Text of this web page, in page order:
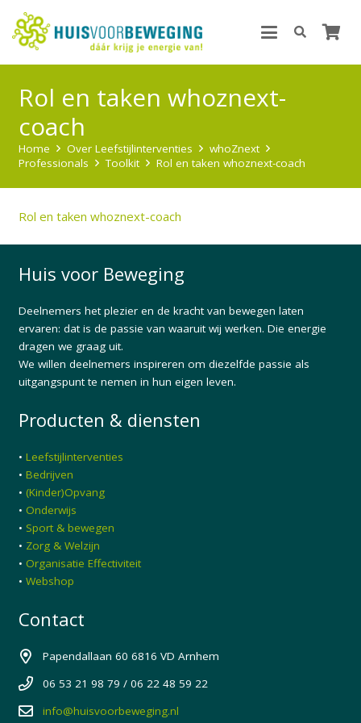
Rol en taken whoznext-
coach
Home Over Leefstijlinterventies
whoZnext
Professionals
Toolkit Rol en taken whoznext-coach
Rol en taken whoznext-coach
Huis voor Beweging
Deelnemers het plezier en de kracht van bewegen laten
ervaren: dat is de passie van waaruit wij werken. Die energie
dragen we graag uit.
We willen deelnemers inspireren om diezelfde passie als
uitgangspunt te nemen in hun eigen leven.
Producten & diensten
• Leefstijlinterventies
• Bedrijven
• (Kinder)Opvang
• Onderwijs
• Sport & bewegen
• Zorg & Welzijn
• Organisatie Effectiviteit
• Webshop
Contact
Papendallaan 60 6816 VD Arnhem
06 53 21 98 79 / 06 22 48 59 22
info@huisvoorbeweging.nl